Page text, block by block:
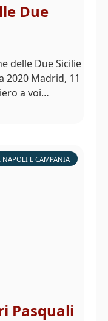
Due
delle Due Sicilie
2020 Madrid, 11
a voi…
NAPOLI E CAMPANIA
Pasquali